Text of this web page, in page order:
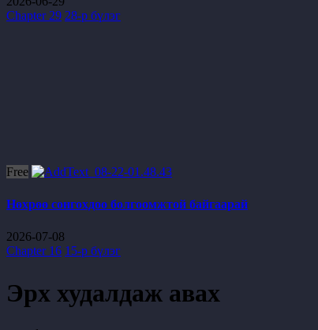
Chapter 29 28-р бүлэг
Free
Нөхрөө сонгохдоо болгоомжтой байгаарай
2026-07-08
Chapter 16 15-р бүлэг
Эрх худалдаж авах